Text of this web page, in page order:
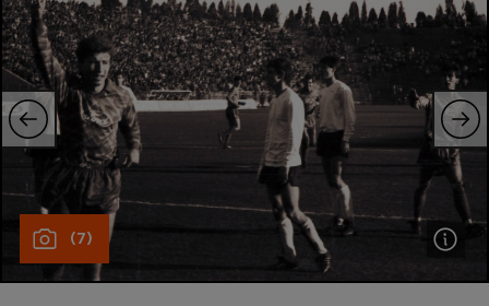
Cupa României
Echipa Națională
U21
Fotbal feminin
Special
Inedit
(7)